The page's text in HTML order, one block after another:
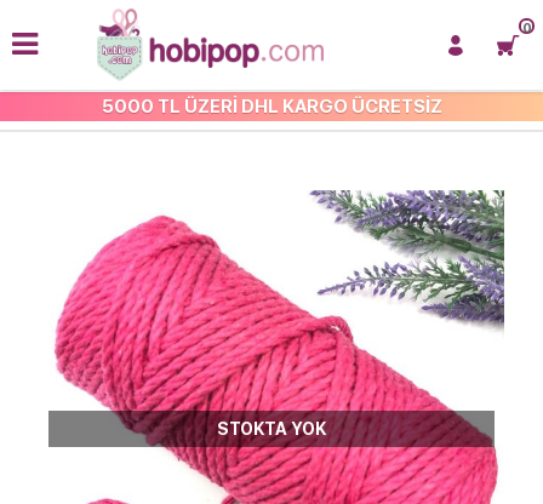
5000 TL ÜZERİ DHL KARGO ÜCRETSİZ
0
3 MM 3 BÜKÜM MAKROME İP
STOKTA YOK